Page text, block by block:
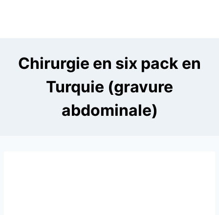
Chirurgie en six pack en
Turquie (gravure
abdominale)